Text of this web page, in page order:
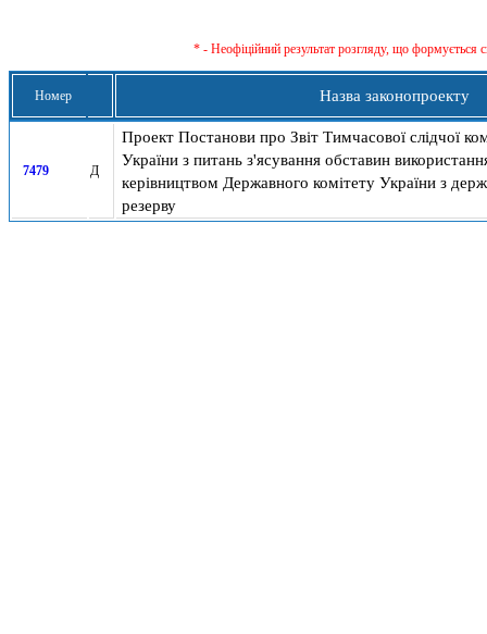
* - Неофіційний результат розгляду, що формується
Номер Назва законопроекту
7479 Д
Проект Постанови про Звіт Тимчасової слідчої
України з питань з'ясування обставин
керівництвом Державного комітету України з
резерву